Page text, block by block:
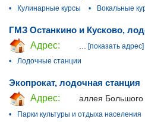
•
Кулинарные курсы • Вокальные
ГМЗ Останкино и Кусково,
Адрес:
[показать адрес]
•
Лодочные станции
Экопрокат, лодочная станция
Адрес:
аллея Большого
•
Парки культуры и отдыха населения